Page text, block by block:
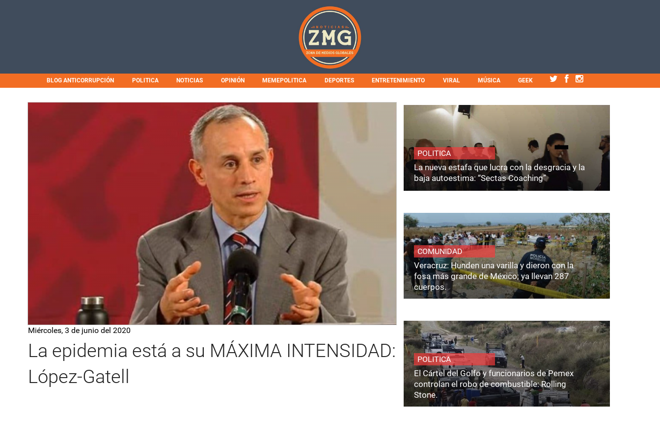
BLOG ANTICORRUPCIÓN POLITICA NOTICIAS OPINIÓN MEMEPOLITICA DEPORTES ENTRETENIMIENTO VIRAL MÚSICA GEEK
Miércoles, 3 de junio del 2020
La epidemia está a su MÁXIMA INTENSIDAD:
López-Gatell
POLITICA
La nueva estafa que lucra con la desgracia y la
baja autoestima: “Sectas Coaching”
COMUNIDAD
Veracruz: Hunden una varilla y dieron con la
fosa más grande de México; ya llevan 287
cuerpos.
POLITICA
El Cártel del Golfo y funcionarios de Pemex
controlan el robo de combustible: Rolling
Stone.